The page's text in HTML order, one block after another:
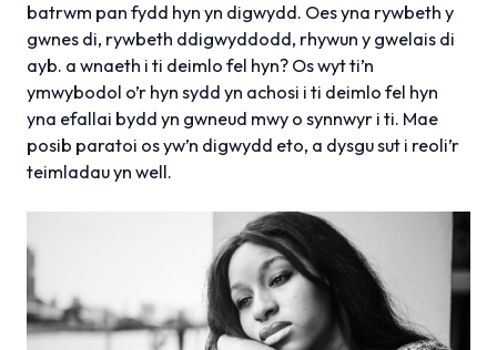
batrwm pan fydd hyn yn digwydd. Oes yna rywbeth y
gwnes di, rywbeth ddigwyddodd, rhywun y gwelais di
ayb. a wnaeth i ti deimlo fel hyn? Os wyt ti’n
ymwybodol o’r hyn sydd yn achosi i ti deimlo fel hyn
yna efallai bydd yn gwneud mwy o synnwyr i ti. Mae
posib paratoi os yw’n digwydd eto, a dysgu sut i reoli’r
teimladau yn well.